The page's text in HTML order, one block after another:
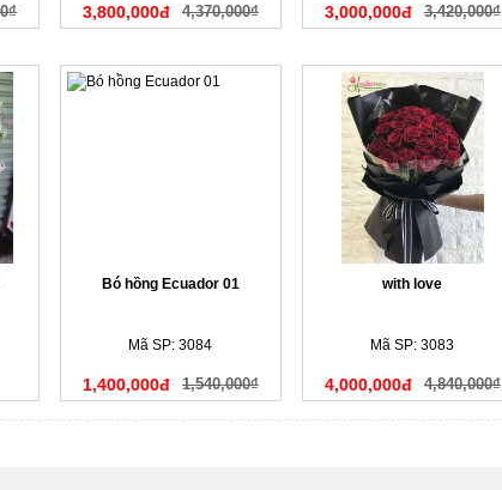
3,800,000đ 4,370,000₫ 3,000,000đ 3,420,000₫
Bó hồng Ecuador 01
Mã SP: 3084
1,400,000đ 1,540,000₫
with love
Mã SP: 3083
4,000,000đ 4,840,000₫